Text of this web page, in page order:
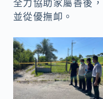
全力協助家屬善後，
並從優撫卹。